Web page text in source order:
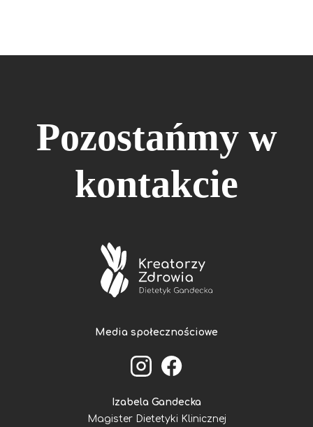
Pozostańmy w
kontakcie
Media społecznościowe
Izabela Gandecka
Magister Dietetyki Klinicznej